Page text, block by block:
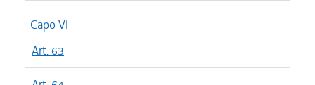
Capo VI
Art. 63